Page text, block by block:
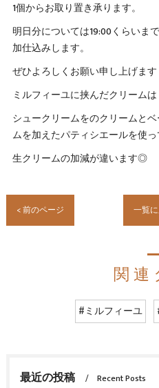
1個からお取り置き承ります。
明日分については19:00くらいま
加仕込みします。
ぜひよろしくお願い申し上げます
ミルフィーユに挟んだクリームは
シュークリームをのクリームと
ムを加えたパティシエールを使
生クリームの加減が違います◎
< 前のページ 一覧
関連
#ミルフィーユ
最近の投稿 Recent Posts